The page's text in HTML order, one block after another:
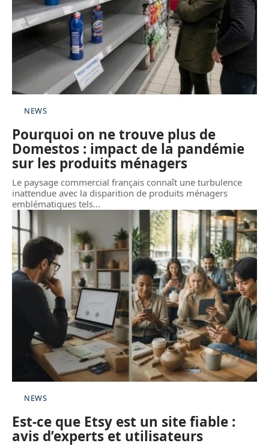
NEWS
Pourquoi on ne trouve plus de
Domestos : impact de la pandémie
sur les produits ménagers
Le paysage commercial français connaît une turbulence
inattendue avec la disparition de produits ménagers
emblématiques tels…
NEWS
Est-ce que Etsy est un site fiable :
avis d’experts et utilisateurs